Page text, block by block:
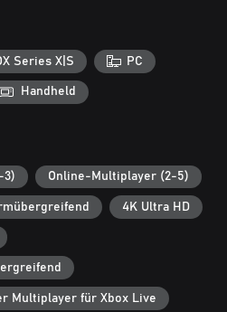
werden können.
des Spiels. Auch die
Series X|S PC
Handheld
3) Online-Multiplayer (2-5)
4K Ultra HD
Multiplayer für Xbox Live